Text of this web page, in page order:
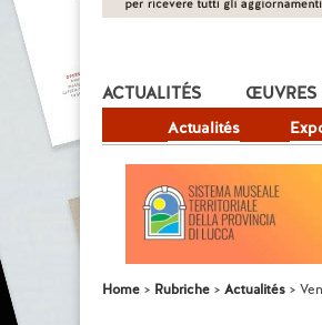
ACTUALITÉS
Actualités
ŒUVRES
Home Rubriche Actualités